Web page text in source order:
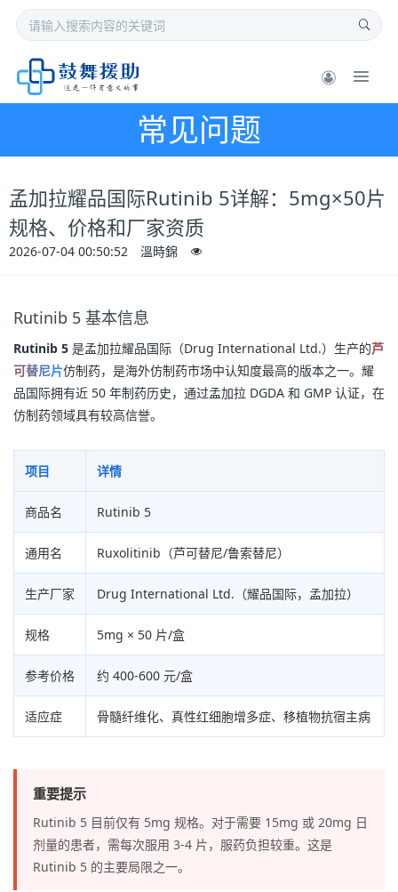
常见问题
孟加拉耀品国际Rutinib 5详解：5mg×50片
规格、价格和厂家资质
2026-07-04 00:50:52 溫時錦
Rutinib 5 基本信息
Rutinib 5 是孟加拉耀品国际（Drug International Ltd.）生产的芦
可替尼片仿制药，是海外仿制药市场中认知度最高的版本之一。耀
品国际拥有近 50 年制药历史，通过孟加拉 DGDA 和 GMP 认证，在
仿制药领域具有较高信誉。
项目 详情
商品名 Rutinib 5
通用名 Ruxolitinib（芦可替尼/鲁索替尼）
生产厂家 Drug International Ltd.（耀品国际，孟加拉）
规格 5mg × 50 片/盒
参考价格 约 400-600 元/盒
适应症 骨髓纤维化、真性红细胞增多症、移植物抗宿主病
重要提示
Rutinib 5 目前仅有 5mg 规格。对于需要 15mg 或 20mg 日
剂量的患者，需每次服用 3-4 片，服药负担较重。这是
Rutinib 5 的主要局限之一。